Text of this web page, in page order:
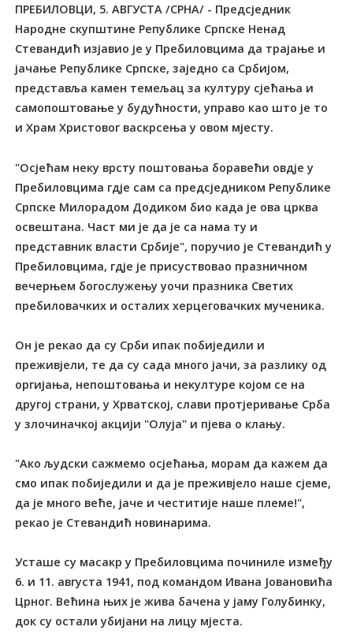
ПРЕБИЛОВЦИ, 5. АВГУСТА /СРНА/ - Предсједник
Народне скупштине Републике Српске Ненад
Стевандић изјавио је у Пребиловцима да трајање и
јачање Републике Српске, заједно са Србијом,
представља камен темељац за културу сјећања и
самопоштовање у будућности, управо као што је то
и Храм Христовог васкрсења у овом мјесту.
"Осјећам неку врсту поштовања боравећи овдје у
Пребиловцима гдје сам са предсједником Републике
Српске Милорадом Додиком био када је ова црква
освештана. Част ми је да је са нама ту и
представник власти Србије", поручио је Стевандић у
Пребиловцима, гдје је присуствовао празничном
вечерњем богослужењу уочи празника Светих
пребиловачких и осталих херцеговачких мученика.
Он је рекао да су Срби ипак побиједили и
преживјели, те да су сада много јачи, за разлику од
оргијања, непоштовања и некултуре којом се на
другој страни, у Хрватској, слави протјеривање Срба
у злочиначкој акцији "Олуја" и пјева о клању.
"Ако људски сажмемо осјећања, морам да кажем да
смо ипак побиједили и да је преживјело наше сјеме,
да је много веће, јаче и честитије наше племе!",
рекао је Стевандић новинарима.
Усташе су масакр у Пребиловцима починиле између
6. и 11. августа 1941, под командом Ивана Јовановића
Црног. Већина њих је жива бачена у јаму Голубинку,
док су остали убијани на лицу мјеста.